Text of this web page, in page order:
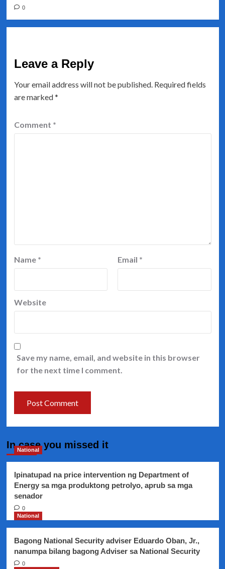
0
Leave a Reply
Your email address will not be published. Required fields
are marked*
Comment *
Name * Email *
Website
Save my name, email, and website in this browser
for the next time I comment.
In case you missed it
National
Ipinatupad na price intervention ng Department of
Energy sa mga produktong petrolyo, aprub sa mga
senador
0
National
Bagong National Security adviser Eduardo Oban, Jr.,
nanumpa bilang bagong Adviser sa National Security
0